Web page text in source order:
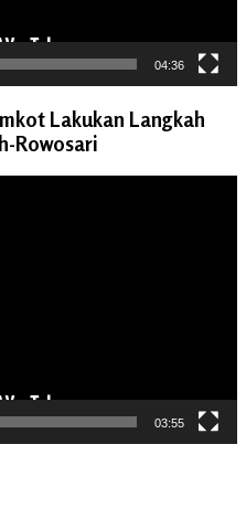
04:36
Lakukan Langkah
Rowosari
03:55